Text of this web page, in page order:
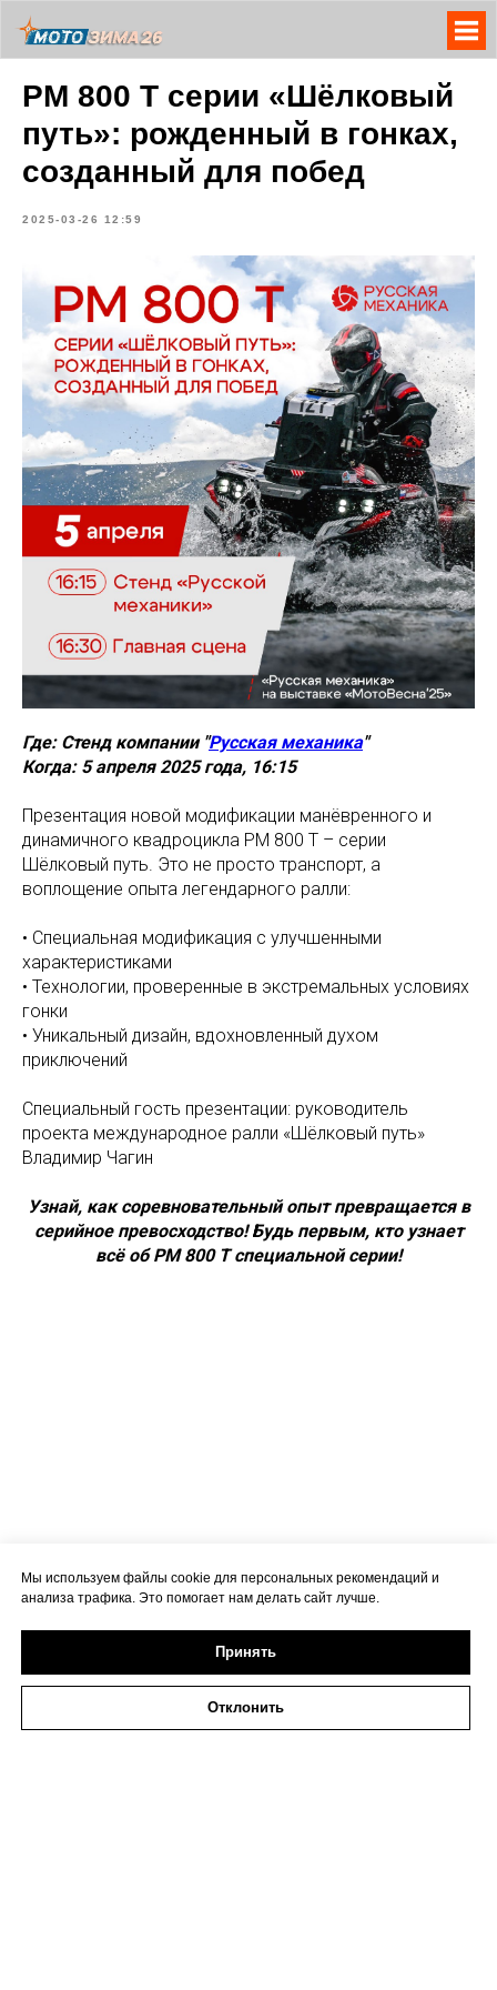
РМ 800 Т серии «Шёлковый
путь»: рожденный в гонках,
созданный для побед
2025-03-26 12:59
Где: Стенд компании "Русская механика"
Когда: 5 апреля 2025 года, 16:15
Презентация новой модификации манёвренного и
динамичного квадроцикла РМ 800 Т – серии
Шёлковый путь. Это не просто транспорт, а
воплощение опыта легендарного ралли:
• Специальная модификация с улучшенными
характеристиками
• Технологии, проверенные в экстремальных условиях
гонки
• Уникальный дизайн, вдохновленный духом
приключений
Специальный гость презентации: руководитель
проекта международное ралли «Шёлковый путь»
Владимир Чагин
Узнай, как соревновательный опыт превращается в
серийное превосходство! Будь первым, кто узнает
всё об РМ 800 Т специальной серии!
Мы используем файлы cookie для персональных рекомендаций и
анализа трафика. Это помогает нам делать сайт лучше.
Принять
Отклонить